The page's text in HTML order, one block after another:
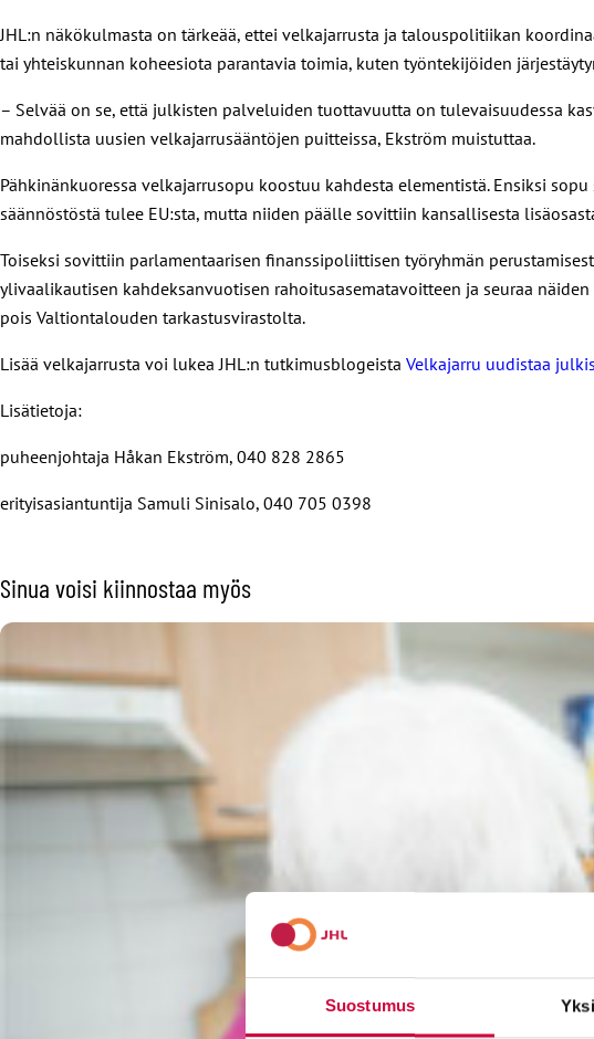
Suostumus
JHL:n näkökulmasta on tärkeää, ettei velkajarrusta ja talouspolitiikan
tai yhteiskunnan koheesiota parantavia toimia, kuten työntekijöiden
– Selvää on se, että julkisten palveluiden tuottavuutta on tulevaisuudessa
mahdollista uusien velkajarrusääntöjen puitteissa, Ekström muistuttaa.
Pähkinänkuoressa velkajarrusopu koostuu kahdesta elementistä. Ensiksi
säännöstöstä tulee EU:sta, mutta niiden päälle sovittiin kansallisesta
Toiseksi sovittiin parlamentaarisen finanssipoliittisen työryhmän
ylivaalikautisen kahdeksanvuotisen rahoitusasematavoitteen ja seuraa
pois Valtiontalouden tarkastusvirastolta.
Lisää velkajarrusta voi lukea JHL:n tutkimusblogeista Velkajarru uudistaa
Lisätietoja:
puheenjohtaja Håkan Ekström, 040 828 2865
erityisasiantuntija Samuli Sinisalo, 040 705 0398
Sinua voisi kiinnostaa myös